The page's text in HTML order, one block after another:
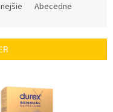
Abecedne